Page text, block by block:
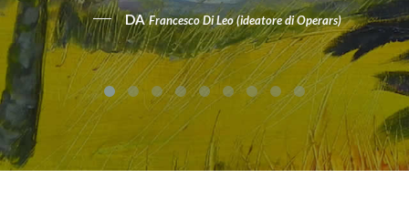
DA Francesco Di Leo (ideatore di Operars)